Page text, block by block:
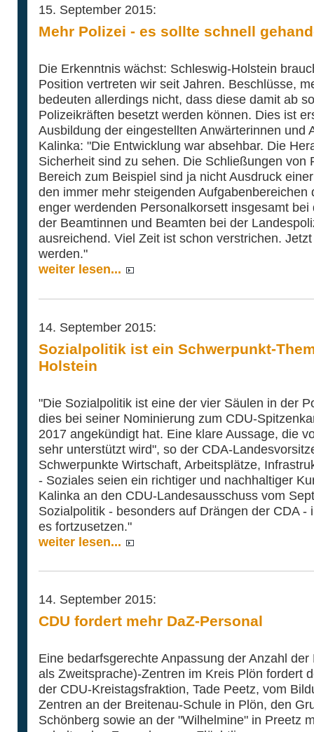
15. September 2015:
Mehr Polizei - es sollte schnell
Die Erkenntnis wächst: Schleswig-Holstein
Position vertreten wir seit Jahren. Beschlüsse,
bedeuten allerdings nicht, dass diese damit ab
Polizeikräften besetzt werden können. Dies ist
Ausbildung der eingestellten Anwärterinnen und
Kalinka: "Die Entwicklung war absehbar. Die
Sicherheit sind zu sehen. Die Schließungen von
Bereich zum Beispiel sind ja nicht Ausdruck
den immer mehr steigenden Aufgabenbereichen
enger werdenden Personalkorsett insgesamt
der Beamtinnen und Beamten bei der
ausreichend. Viel Zeit ist schon verstrichen.
werden."
weiter lesen...
14. September 2015:
Sozialpolitik ist ein Schwerpunkt-
Holstein
"Die Sozialpolitik ist eine der vier Säulen in der
dies bei seiner Nominierung zum CDU-
2017 angekündigt hat. Eine klare Aussage, die
sehr unterstützt wird", so der CDA-
Schwerpunkte Wirtschaft, Arbeitsplätze,
- Soziales seien ein richtiger und nachhaltiger
Kalinka an den CDU-Landesausschuss vom
Sozialpolitik - besonders auf Drängen der CDA -
es fortzusetzen."
weiter lesen...
14. September 2015:
CDU fordert mehr DaZ-Personal
Eine bedarfsgerechte Anpassung der Anzahl
als Zweitsprache)-Zentren im Kreis Plön fordert
der CDU-Kreistagsfraktion, Tade Peetz, vom
Zentren an der Breitenau-Schule in Plön, den
Schönberg sowie an der "Wilhelmine" in Preetz